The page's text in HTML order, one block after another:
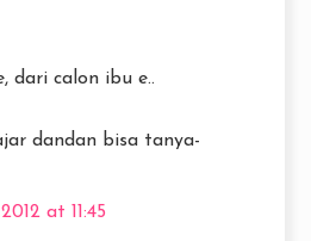
dari calon ibu e..
dandan bisa tanya-
at 11:45